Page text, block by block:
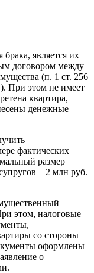
является их
договором между
(п. 1 ст. 256
При этом не имеет
квартира,
денежные
фактических
размер
– 2 млн руб.
этом, налоговые
со стороны
оформлены
о